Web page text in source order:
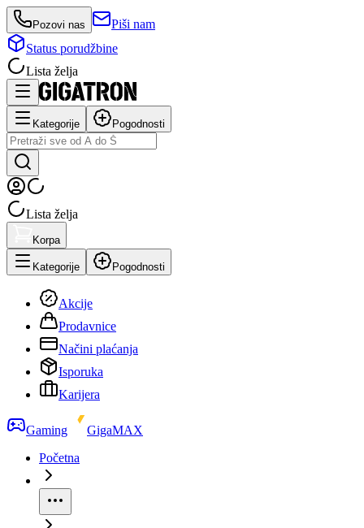
Pozovi nas
Piši nam
Status porudžbine
Lista želja
Kategorije Pogodnosti
Lista želja
Korpa
Kategorije Pogodnosti
Akcije
Prodavnice
Načini plaćanja
Isporuka
Karijera
Gaming
GigaMAX
Početna